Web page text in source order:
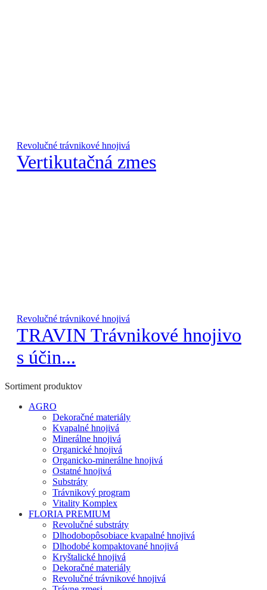
Revolučné trávnikové hnojivá
Vertikutačná zmes
Revolučné trávnikové hnojivá
TRAVIN Trávnikové hnojivo
s účin...
Sortiment produktov
AGRO
Dekoračné materiály
Kvapalné hnojivá
Minerálne hnojivá
Organické hnojivá
Organicko-minerálne hnojivá
Ostatné hnojivá
Substráty
Trávnikový program
Vitality Komplex
FLORIA PREMIUM
Revolučné substráty
Dlhodobopôsobiace kvapalné hnojivá
Dlhodobé kompaktované hnojivá
Kryštalické hnojivá
Dekoračné materiály
Revolučné trávnikové hnojivá